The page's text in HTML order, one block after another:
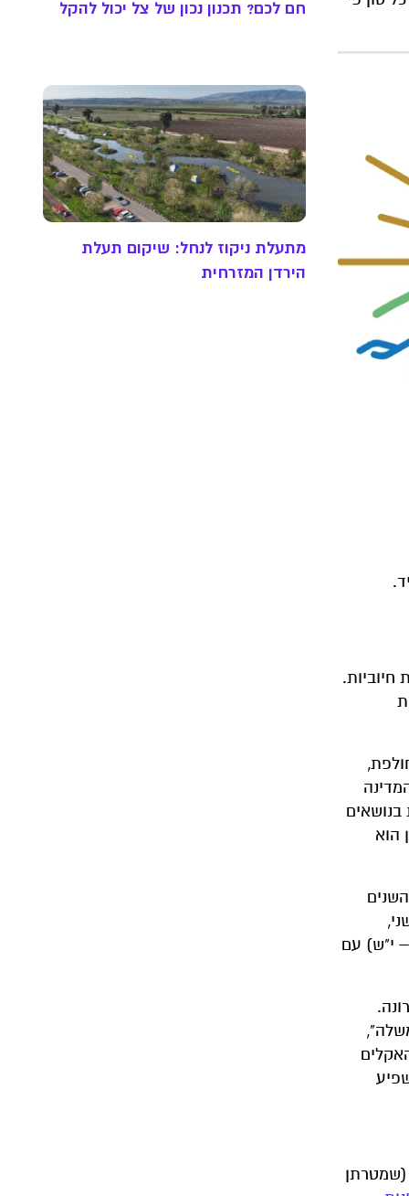
בנושאים
הוא
י"ש) עם
(שמטרתן
חם לכם? תכנון נכון של צל יכול להקל
מתעלת ניקוז לנחל: שיקום תעלת
הירדן המזרחית